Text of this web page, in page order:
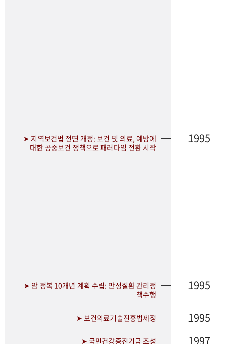
➤ 지역보건법 전면 개정: 보건 및 의료, 예방에
대한 공중보건 정책으로 패러다임 전환 시작
1995
➤ 암 정복 10개년 계획 수립: 만성질환 관리정
책수행
1995
➤ 보건의료기술진흥법제정 1995
➤ 국민건강증진기금 조성 1997